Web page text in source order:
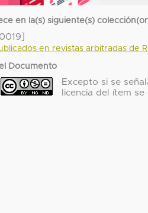
en la(s) siguiente(s)
en revistas arbitradas de
Documento
Excepto si se
licencia del ítem